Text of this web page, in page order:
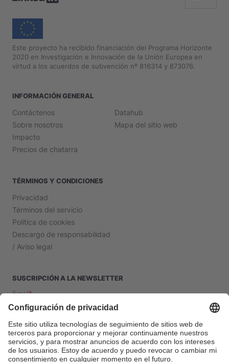
Este proyecto ha recibido financiación del Programa Horizonte
2020 en Investigación e Innovación de la Unión Europea en
virtud a los acuerdos de subvención nº 816314 y 873076.
INFORMACIÓN GENERAL
Contáctenos
Sobre nosotros
Impacto
Precios de chatarra
Datahub
Mapa del sitio web
TÉRMINOS Y CONDICIONES
Privacidad
Términos del servicio
Política de cookies
Descargo de responsabilidad
/ Aviso legal
SUSCRIPCIÓN A LA NEWSLETTER